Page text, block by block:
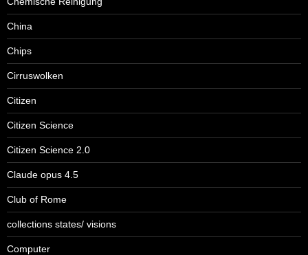
China
Chips
Cirruswolken
Citizen
Citizen Science
Citizen Science 2.0
Claude opus 4.5
Club of Rome
collections states/ visions
Computer